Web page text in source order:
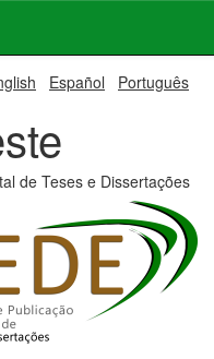
Español Português
de Teses e Dissertações